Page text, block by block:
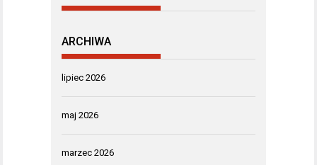
ARCHIWA
lipiec 2026
maj 2026
marzec 2026